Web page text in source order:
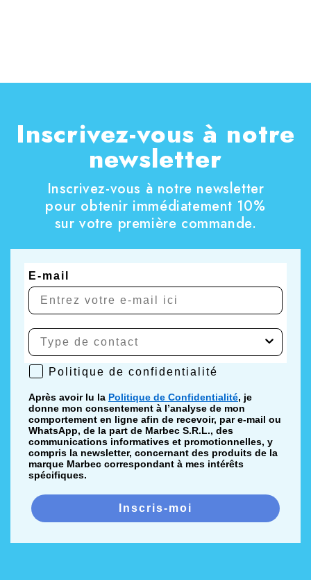
Inscrivez-vous à notre
newsletter
Inscrivez-vous à notre newsletter
pour obtenir immédiatement 10%
sur votre première commande.
E-mail
Politique de confidentialité
Politique de confidentialité
Après avoir lu la Politique de Confidentialité, je
donne mon consentement à l’analyse de mon
comportement en ligne afin de recevoir, par e-mail ou
WhatsApp, de la part de Marbec S.R.L., des
communications informatives et promotionnelles, y
compris la newsletter, concernant des produits de la
marque Marbec correspondant à mes intérêts
spécifiques.
Inscris-moi